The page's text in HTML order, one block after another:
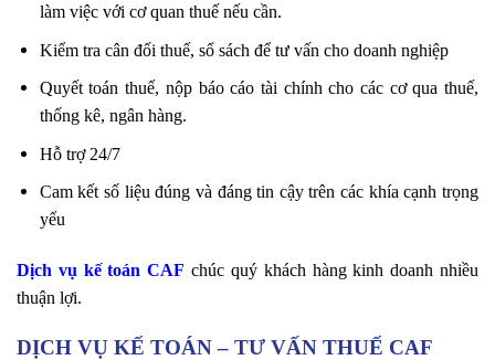
làm việc với cơ quan thuế nếu cần.
Kiểm tra cân đối thuế, sổ sách để tư vấn cho doanh nghiệp
Quyết toán thuế, nộp báo cáo tài chính cho các cơ qua thuế,
thống kê, ngân hàng.
Hỗ trợ 24/7
Cam kết số liệu đúng và đáng tin cậy trên các khía cạnh trọng
yếu
Dịch vụ kế toán CAF chúc quý khách hàng kinh doanh nhiều
thuận lợi.
DỊCH VỤ KẾ TOÁN – TƯ VẤN THUẾ CAF